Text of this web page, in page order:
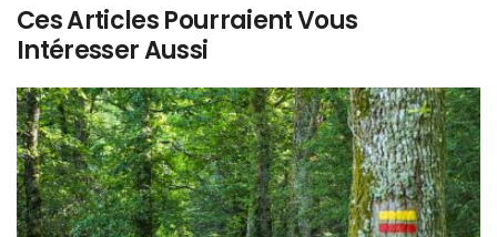
Ces Articles Pourraient Vous
Intéresser Aussi